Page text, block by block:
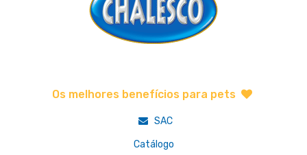
Os melhores benefícios para pets
SAC
Catálogo